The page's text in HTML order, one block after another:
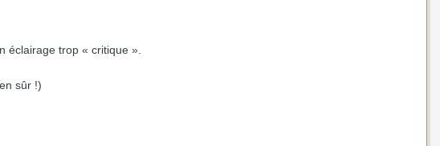
éclairage trop « critique ».
sûr !)